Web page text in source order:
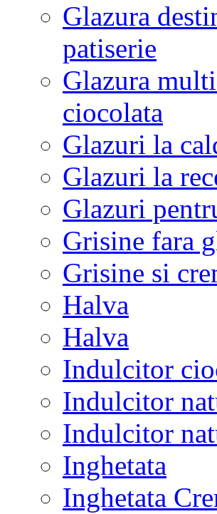
Glazura
patiserie
Glazura
ciocolata
Glazuri la
Glazuri la
Glazuri
Grisine fara
Grisine si
Halva
Halva
Indulcitor
Indulcitor
Indulcitor
Inghetata
Inghetata